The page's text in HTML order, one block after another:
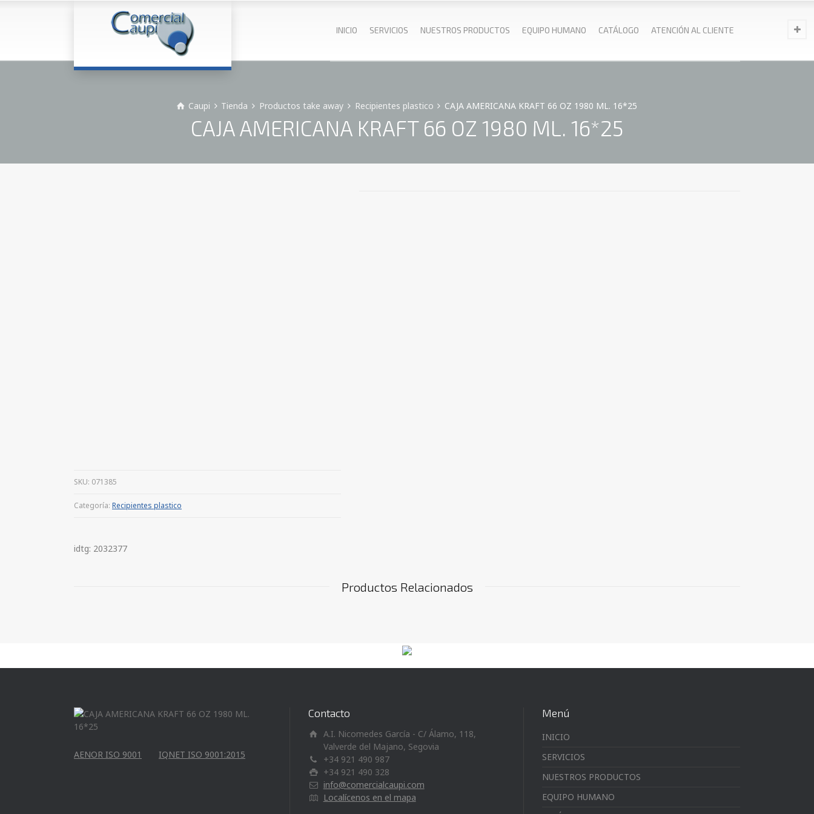
INICIO SERVICIOS NUESTROS PRODUCTOS EQUIPO HUMANO CATÁLOGO ATENCIÓN AL CLIENTE
Caupi Tienda Productos take away Recipientes plastico CAJA AMERICANA KRAFT 66 OZ 1980 ML. 16*25
CAJA AMERICANA KRAFT 66 OZ 1980 ML. 16*25
SKU: 071385
Categoría: Recipientes plastico
idtg: 2032377
Productos Relacionados
AENOR ISO 9001 IQNET ISO 9001:2015
Contacto
A.I. Nicomedes García - C/ Álamo, 118,
Valverde del Majano, Segovia
+34 921 490 987
+34 921 490 328
info@comercialcaupi.com
Localícenos en el mapa
Menú
INICIO
SERVICIOS
NUESTROS PRODUCTOS
EQUIPO HUMANO